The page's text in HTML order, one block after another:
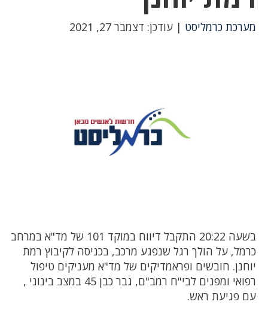
מערכת כרמליסט | עודכן: דצמבר 27, 2021
בשעה 20:22 התקבל דיווח במוקד 101 של מד"א במרחב
כרמל, על הולך רגל שנפגע מרכב, בכניסה לקיבוץ רמת
יוחנן. חובשים ופראמדיקים של מד"א מעניקים טיפול
רפואי ומפנים לבי"ח רמב"ם, גבר כבן 45 במצב בינוני ,
עם פגיעת ראש.